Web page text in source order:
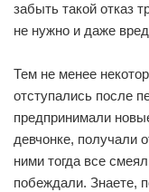
забыть такой отказ
не нужно и даже
Тем не менее
отступались после
предпринимали
девчонке, получали
ними тогда все
побеждали. Знаете,